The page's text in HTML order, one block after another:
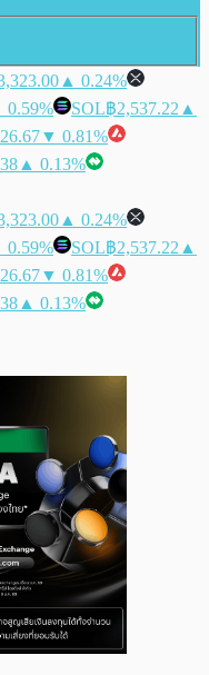
▲ 0.24%
0.59% SOL฿2,537.22 ▲
▼ 0.81%
▲ 0.13%
▲ 0.24%
0.59% SOL฿2,537.22 ▲
▼ 0.81%
▲ 0.13%